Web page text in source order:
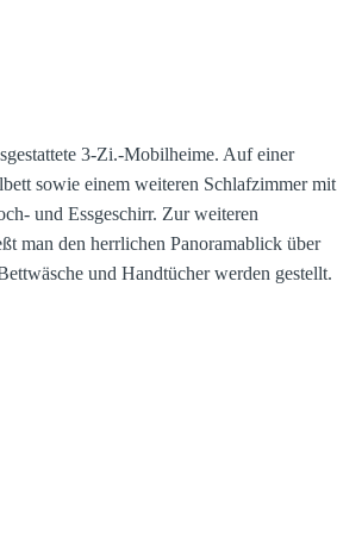
3-Zi.-Mobilheime. Auf einer
sowie einem weiteren Schlafzimmer mit
und Essgeschirr. Zur weiteren
man den herrlichen Panoramablick über
und Handtücher werden gestellt.